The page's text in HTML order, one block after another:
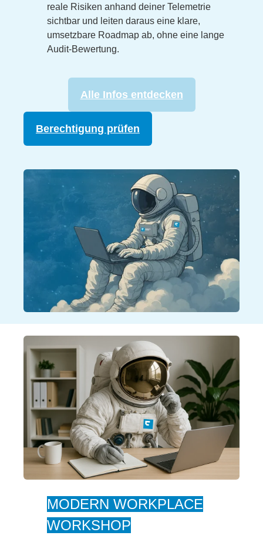
reale Risiken anhand deiner Telemetrie
sichtbar und leiten daraus eine klare,
umsetzbare Roadmap ab, ohne eine lange
Audit-Bewertung.
Alle Infos entdecken
Berechtigung prüfen
MODERN WORKPLACE
WORKSHOP